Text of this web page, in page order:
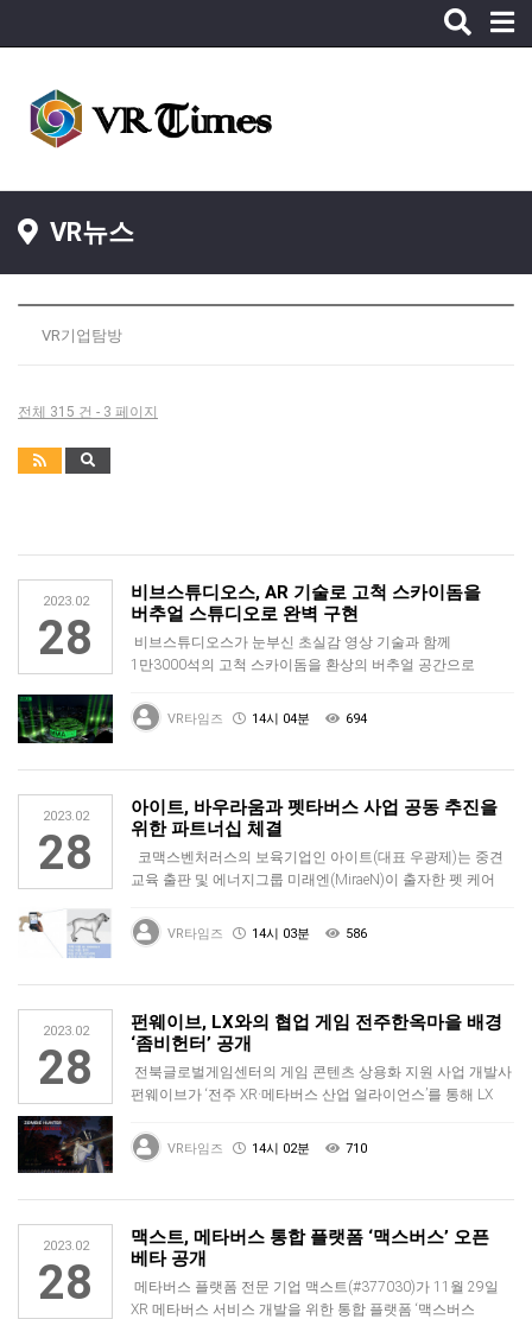
Toggle
VR뉴스
VR기업탐방
전체 315 건 - 3 페이지
2023.02
28
비브스튜디오스, AR 기술로 고척 스카이돔을
버추얼 스튜디오로 완벽 구현
비브스튜디오스가 눈부신 초실감 영상 기술과 함께
1만3000석의 고척 스카이돔을 환상의 버추얼 공간으로
VR타임즈 14시 04분 694
2023.02
28
아이트, 바우라움과 펫타버스 사업 공동 추진을
위한 파트너십 체결
코맥스벤처러스의 보육기업인 아이트(대표 우광제)는 중견
교육 출판 및 에너지그룹 미래엔(MiraeN)이 출자한 펫 케어
VR타임즈 14시 03분 586
2023.02
28
펀웨이브, LX와의 협업 게임 전주한옥마을 배경
‘좀비헌터’ 공개
전북글로벌게임센터의 게임 콘텐츠 상용화 지원 사업 개발사
펀웨이브가 ‘전주 XR·메타버스 산업 얼라이언스’를 통해 LX
VR타임즈 14시 02분 710
2023.02
28
맥스트, 메타버스 통합 플랫폼 ‘맥스버스’ 오픈
베타 공개
메타버스 플랫폼 전문 기업 맥스트(#377030)가 11월 29일
XR 메타버스 서비스 개발을 위한 통합 플랫폼 ‘맥스버스